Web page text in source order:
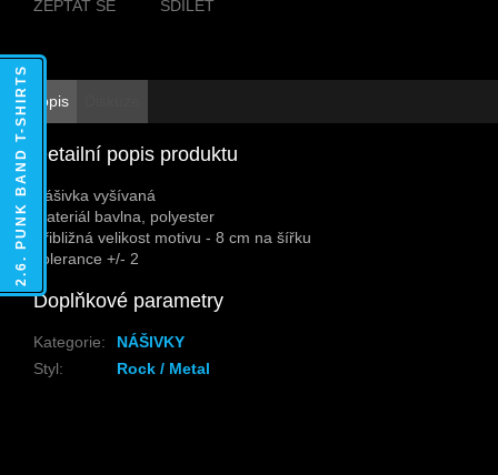
ZEPTAT SE SDÍLET
Popis
Detailní popis produktu
Nášivka vyšívaná
Materiál bavlna, polyester
Přibližná velikost motivu - 8 cm na šířku
Tolerance +/- 2
Doplňkové parametry
Kategorie:
NÁŠIVKY
Styl: Rock / Metal
2.6. PUNK BAND T-SHIRTS